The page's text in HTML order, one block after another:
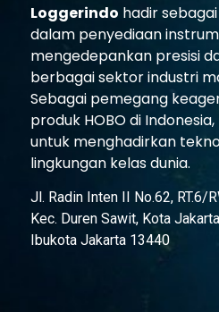
Loggerindo hadir
dalam penyediaan
mengedepankan presisi
berbagai sektor industri
Sebagai pemegang
produk HOBO di
untuk menghadirkan
lingkungan kelas dunia.
Jl. Radin Inten II No.62, RT.6/
Kec. Duren Sawit, Kota
Ibukota Jakarta 13440